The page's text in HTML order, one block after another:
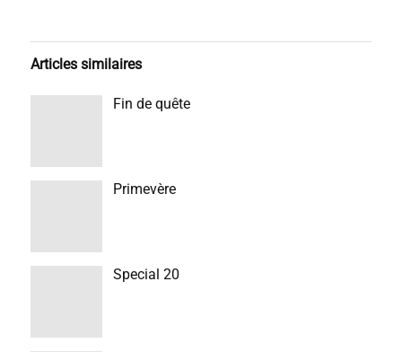
Articles similaires
Fin de quête
Primevère
Special 20